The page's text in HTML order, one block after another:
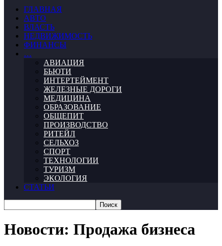
ГЛАВНАЯ
АВТО
ВЛАСТЬ
НЕДВИЖИМОСТЬ
ФИНАНСЫ
…
АВИАЦИЯ
БЬЮТИ
ИНТЕРТЕЙМЕНТ
ЖЕЛЕЗНЫЕ ДОРОГИ
МЕДИЦИНА
ОБРАЗОВАНИЕ
ОБЩЕПИТ
ПРОИЗВОДСТВО
РИТЕЙЛ
СЕЛЬХОЗ
СПОРТ
ТЕХНОЛОГИИ
ТУРИЗМ
ЭКОЛОГИЯ
СТАТЬИ
Новости: Продажа бизнеса